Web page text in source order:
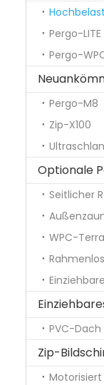
Pergo-LITE
Pergo-
Pergo-M8
Zip-X100
WPC-
PVC-Dach
Zip-
Motorisiert